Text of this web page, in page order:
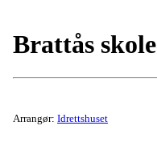
Brattås skole
Arrangør: Idrettshuset